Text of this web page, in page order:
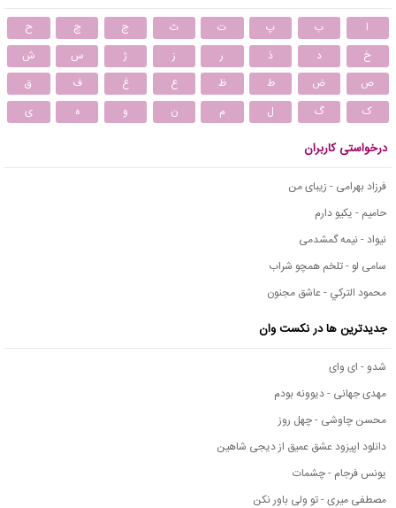
ا ب پ ت ث ج چ
ح
خ
د ذ ر ز ژ س
ش
ص
ض ط ظ ع غ ف
ق
ک
گ ل م ن و ه ی
درخواستی کاربران
فرزاد بهرامی - زیبای من
حامیم - یکیو دارم
نیواد - نیمه گمشدمی
سامی لو - تلخم همچو شراب
محمود التركي - عاشق مجنون
جدیدترین ها در نکست وان
شدو - ای وای
مهدی جهانی - دیوونه بودم
محسن چاوشی - چهل روز
دانلود اپیزود عشق عمیق از دیجی شاهین
یونس فرجام - چشمات
مصطفی میری - تو ولی باور نکن